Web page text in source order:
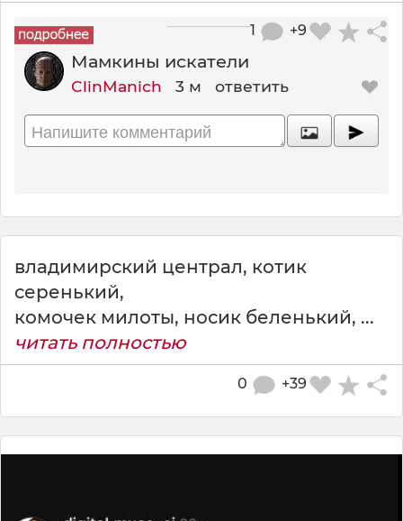
+9
1
Мамкины искатели
ClinManich 3 м ответить
владимирский централ, котик
серенький,
комочек милоты, носик беленький, ...
читать полностью
+39
0